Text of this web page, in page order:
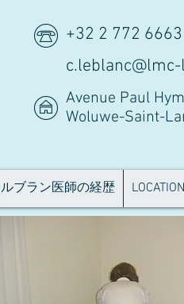
+32 2 772 6663
Avenue Paul
Woluwe-Saint-
ルブラン医師の経歴 LOCATION